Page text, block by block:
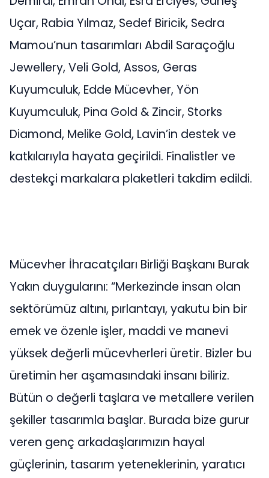
Uçar, Rabia Yılmaz, Sedef Biricik, Sedra
Mamou’nun tasarımları Abdil Saraçoğlu
Jewellery, Veli Gold, Assos, Geras
Kuyumculuk, Edde Mücevher, Yön
Kuyumculuk, Pina Gold & Zincir, Storks
Diamond, Melike Gold, Lavin’in destek ve
katkılarıyla hayata geçirildi. Finalistler ve
destekçi markalara plaketleri takdim edildi.
Mücevher İhracatçıları Birliği Başkanı Burak
Yakın duygularını: “Merkezinde insan olan
sektörümüz altını, pırlantayı, yakutu bin bir
emek ve özenle işler, maddi ve manevi
yüksek değerli mücevherleri üretir. Bizler bu
üretimin her aşamasındaki insanı biliriz.
Bütün o değerli taşlara ve metallere verilen
şekiller tasarımla başlar. Burada bize gurur
veren genç arkadaşlarımızın hayal
güçlerinin, tasarım yeteneklerinin, yaratıcı